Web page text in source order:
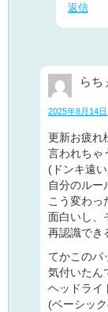
返信
らち
2025年8月14
更新お疲
言われちゃ
(ドンキ遠
自分のルー
こう変わっ
面白いし、
再認識でき
てかこのパ
気付いたん
ヘッドライ
(ベーシッ